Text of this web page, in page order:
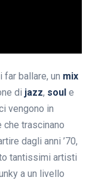
far ballare, un mix
di jazz, soul e
vengono in
trascinano
dagli anni ’70,
tantissimi artisti
a un livello